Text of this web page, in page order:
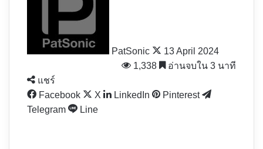
PatSonic
13 April 2024
1,338
อ่านจบใน 3 นาที
แชร์
Facebook
X LinkedIn
Pinterest
Telegram
Line